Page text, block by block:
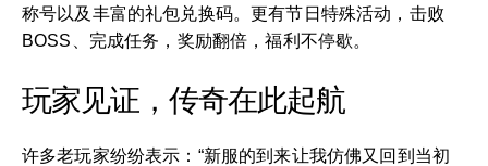
称号以及丰富的礼包兑换码。更有节日特殊活动，击败
BOSS、完成任务，奖励翻倍，福利不停歇。
玩家见证，传奇在此起航
许多老玩家纷纷表示：“新服的到来让我仿佛又回到当初